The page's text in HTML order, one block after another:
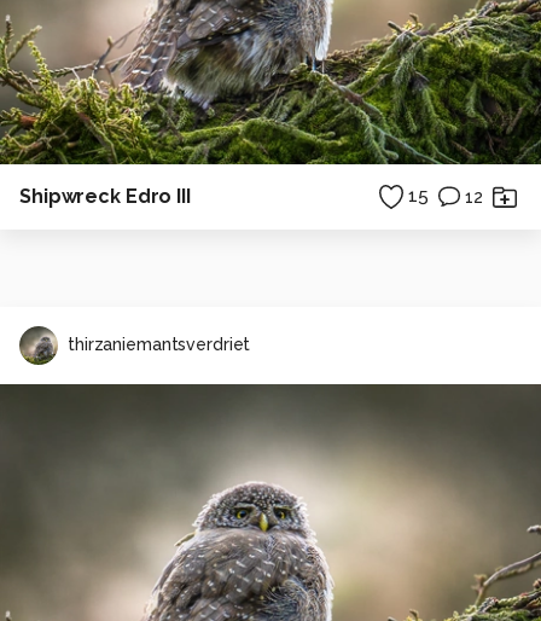
Shipwreck Edro III 15 12
thirzaniemantsverdriet